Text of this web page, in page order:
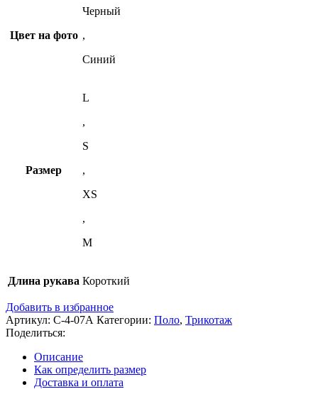
Цвет на фото
Черный
,
Синий
Размер
L
,
S
,
XS
,
M
Длина рукава Короткий
Добавить в избранное
Артикул: С-4-07А Категории: Поло, Трикотаж
Поделиться:
Описание
Как определить размер
Доставка и оплата